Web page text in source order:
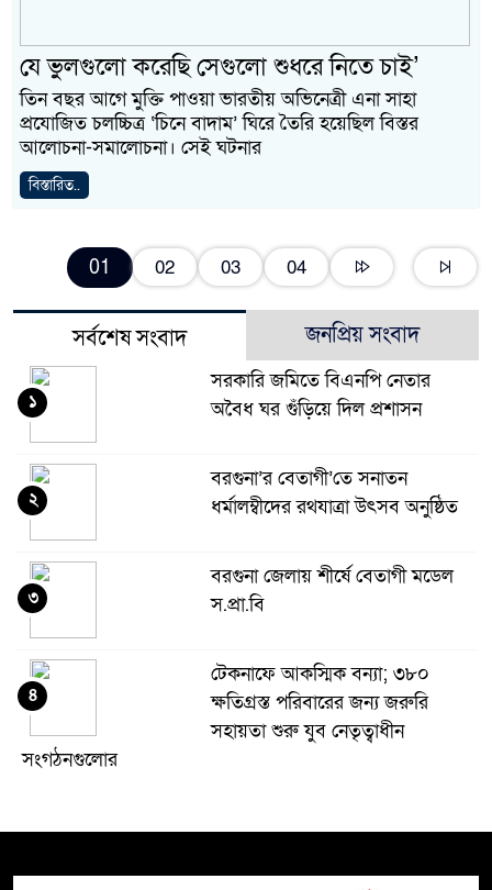
যে ভুলগুলো করেছি সেগুলো শুধরে নিতে চাই’
তিন বছর আগে মুক্তি পাওয়া ভারতীয় অভিনেত্রী এনা সাহা
প্রযোজিত চলচ্চিত্র ‘চিনে বাদাম’ ঘিরে তৈরি হয়েছিল বিস্তর
আলোচনা-সমালোচনা। সেই ঘটনার
বিস্তারিত..
01 02 03 04
সর্বশেষ সংবাদ জনপ্রিয় সংবাদ
সরকারি জমিতে বিএনপি নেতার
অবৈধ ঘর গুঁড়িয়ে দিল প্রশাসন
১
বরগুনা’র বেতাগী’তে সনাতন
ধর্মালম্বীদের রথযাত্রা উৎসব অনুষ্ঠিত
২
বরগুনা জেলায় শীর্ষে বেতাগী মডেল
স.প্রা.বি
৩
টেকনাফে আকস্মিক বন্যা; ৩৮০
ক্ষতিগ্রস্ত পরিবারের জন্য জরুরি
সহায়তা শুরু যুব নেতৃত্বাধীন
সংগঠনগুলোর
৪
৫